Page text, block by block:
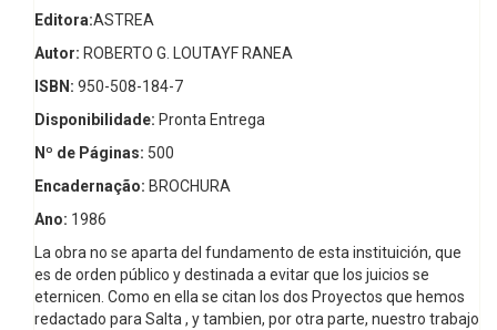
Editora:ASTREA
Autor: ROBERTO G. LOUTAYF RANEA
ISBN: 950-508-184-7
Disponibilidade: Pronta Entrega
Nº de Páginas: 500
Encadernação: BROCHURA
Ano: 1986
La obra no se aparta del fundamento de esta instituición, que
es de orden público y destinada a evitar que los juicios se
eternicen. Como en ella se citan los dos Proyectos que hemos
redactado para Salta , y tambien, por otra parte, nuestro trabajo